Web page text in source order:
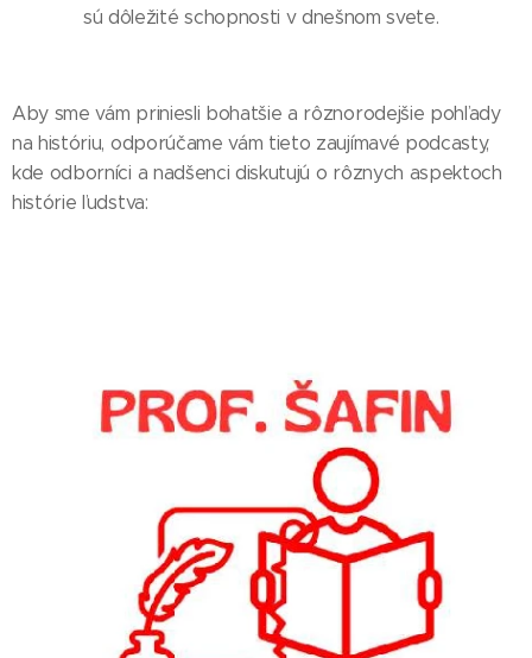
sú dôležité schopnosti v dnešnom svete.
Aby sme vám priniesli bohatšie a rôznorodejšie pohľady
na históriu, odporúčame vám tieto zaujímavé podcasty,
kde odborníci a nadšenci diskutujú o rôznych aspektoch
histórie ľudstva: